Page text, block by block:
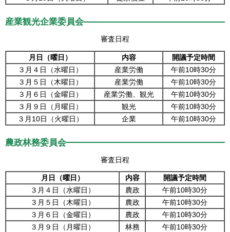
産業観光企業委員会
審査日程
月日（曜日） 内容
開議予定時間
３月４日（水曜日）
産業労働
午前10時30分
３月５日（木曜日）
産業労働
午前10時30分
３月６日（金曜日）
産業労働、観光
午前10時30分
３月９日（月曜日）
観光
午前10時30分
３月10日（火曜日）
企業 午前10時30分
農政林務委員会
審査日程
月日（曜日） 内容
開議予定時間
３月４日（水曜日）
農政
午前10時30分
３月５日（木曜日）
農政
午前10時30分
３月６日（金曜日）
農政
午前10時30分
３月９日（月曜日）
林務 午前10時30分